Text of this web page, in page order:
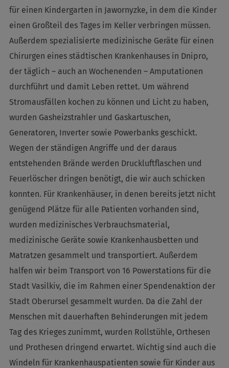
für einen Kindergarten in Jawornyzke, in dem die Kinder
einen Großteil des Tages im Keller verbringen müssen.
Außerdem spezialisierte medizinische Geräte für einen
Chirurgen eines städtischen Krankenhauses in Dnipro,
der täglich – auch an Wochenenden – Amputationen
durchführt und damit Leben rettet. Um während
Stromausfällen kochen zu können und Licht zu haben,
wurden Gasheizstrahler und Gaskartuschen,
Generatoren, Inverter sowie Powerbanks geschickt.
Wegen der ständigen Angriffe und der daraus
entstehenden Brände werden Druckluftflaschen und
Feuerlöscher dringen benötigt, die wir auch schicken
konnten. Für Krankenhäuser, in denen bereits jetzt nicht
genügend Plätze für alle Patienten vorhanden sind,
wurden medizinisches Verbrauchsmaterial,
medizinische Geräte sowie Krankenhausbetten und
Matratzen gesammelt und transportiert. Außerdem
halfen wir beim Transport von 16 Powerstations für die
Stadt Vasilkiv, die im Rahmen einer Spendenaktion der
Stadt Oberursel gesammelt wurden. Da die Zahl der
Menschen mit dauerhaften Behinderungen mit jedem
Tag des Krieges zunimmt, wurden Rollstühle, Orthesen
und Prothesen dringend erwartet. Wichtig sind auch die
Windeln für Krankenhauspatienten sowie für Kinder aus